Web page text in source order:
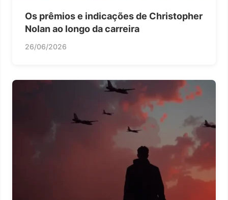
Os prêmios e indicações de Christopher
Nolan ao longo da carreira
26/06/2026